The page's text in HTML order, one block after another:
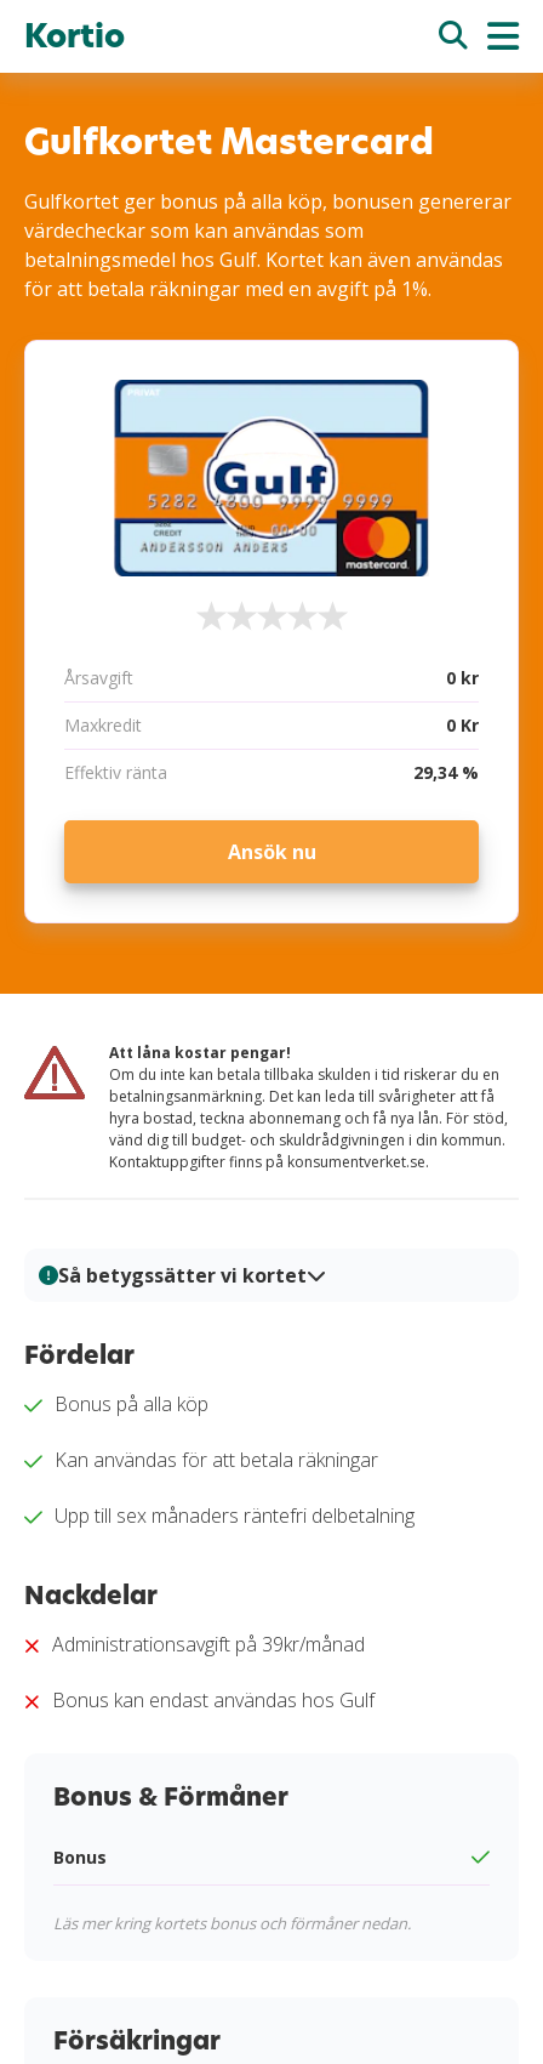
Kortio
Årsavgift 0 kr
Maxkredit 0 Kr
Effektiv ränta 29,34 %
Ansök nu
Gulfkortet Mastercard
Gulfkortet ger bonus på alla köp, bonusen genererar
värdecheckar som kan användas som
betalningsmedel hos Gulf. Kortet kan även användas
för att betala räkningar med en avgift på 1%.
Att låna kostar pengar!
Om du inte kan betala tillbaka skulden i tid riskerar du en
betalningsanmärkning. Det kan leda till svårigheter att få
hyra bostad, teckna abonnemang och få nya lån. För stöd,
vänd dig till budget- och skuldrådgivningen i din kommun.
Kontaktuppgifter finns på konsumentverket.se.
Så betygssätter vi kortet
en systematisk och transparent granskningsprocess.
så att du enkelt kan jämföra fördelar, kostnader och
information, praktiska tester och redaktionell analys.
beslutsunderlag för när du ska välja kreditkort.
kreditkort i vår
Fördelar
Bonus på alla köp
Kan användas för att betala räkningar
Upp till sex månaders räntefri delbetalning
Nackdelar
Administrationsavgift på 39kr/månad
Bonus kan endast användas hos Gulf
Bonus & Förmåner
Bonus
Läs mer kring kortets bonus och förmåner nedan.
Försäkringar